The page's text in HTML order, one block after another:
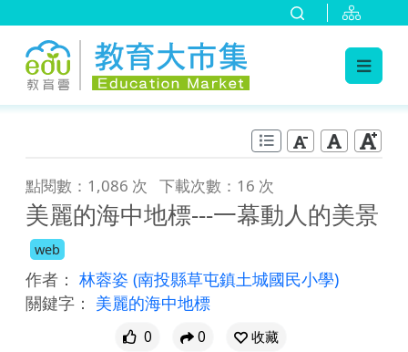
點閱數：1,086 次 下載次數：16 次
美麗的海中地標---一幕動人的美景
web
作者： 林蓉姿 (南投縣草屯鎮土城國民小學)
關鍵字： 美麗的海中地標
0 0
收藏